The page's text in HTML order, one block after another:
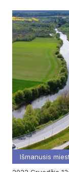
Išmanusis